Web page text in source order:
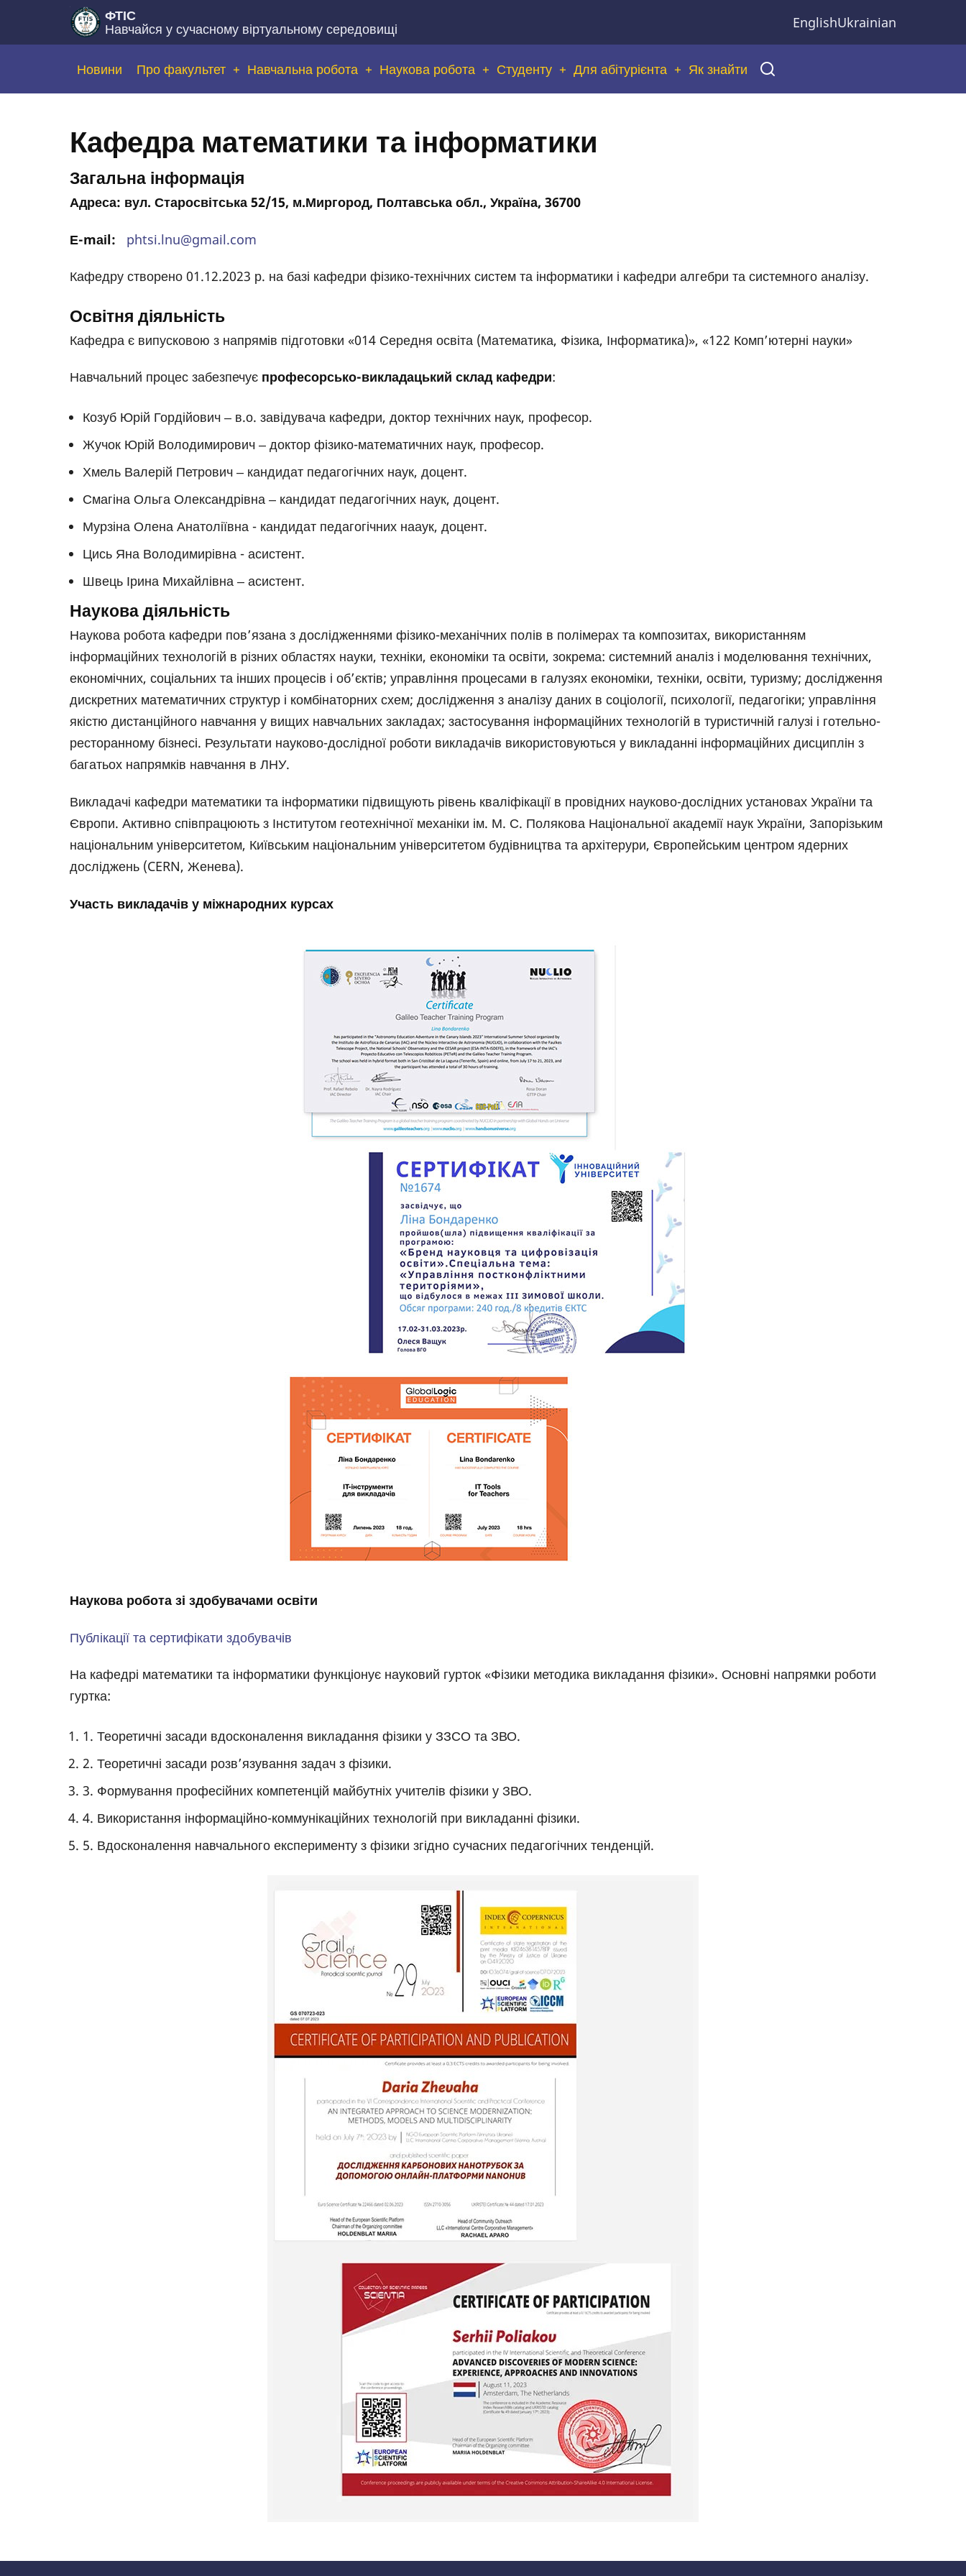
ФТІС
Навчайся у сучасному віртуальному середовищі EnglishUkrainian
Основна
Новини Про факультет Навчальна робота Наукова робота Студенту Для абітурієнта Як знайти
Кафедра математики та інформатики
Загальна інформація
Адреса: вул. Старосвітська 52/15, м.Миргород, Полтавська обл., Україна, 36700
Е-mаіl: phtsi.lnu@gmail.com
Кафедру створено 01.12.2023 р. на базі кафедри фізико-технічних систем та інформатики і кафедри алгебри та системного аналізу.
Освітня діяльність
Кафедра є випусковою з напрямів підготовки «014 Середня освіта (Математика, Фізика, Інформатика)», «122 Комп’ютерні науки»
Навчальний процес забезпечує професорсько-викладацький склад кафедри:
Козуб Юрій Гордійович ‒ в.о. завідувача кафедри, доктор технічних наук, професор.
Жучок Юрій Володимирович ‒ доктор фізико-математичних наук, професор.
Хмель Валерій Петрович ‒ кандидат педагогічних наук, доцент.
Смагіна Ольга Олександрівна ‒ кандидат педагогічних наук, доцент.
Мурзіна Олена Анатоліївна - кандидат педагогічних нааук, доцент.
Цись Яна Володимирівна - асистент.
Швець Ірина Михайлівна ‒ асистент.
Наукова діяльність
Наукова робота кафедри пов’язана з дослідженнями фізико-механічних полів в полімерах та композитах, використанням
інформаційних технологій в різних областях науки, техніки, економіки та освіти, зокрема: системний аналіз і моделювання технічних,
економічних, соціальних та інших процесів і об’єктів; управління процесами в галузях економіки, техніки, освіти, туризму; дослідження
дискретних математичних структур і комбінаторних схем; дослідження з аналізу даних в соціології, психології, педагогіки; управління
якістю дистанційного навчання у вищих навчальних закладах; застосування інформаційних технологій в туристичній галузі і готельно-
ресторанному бізнесі. Результати науково-дослідної роботи викладачів використовуються у викладанні інформаційних дисциплін з
багатьох напрямків навчання в ЛНУ.
Викладачі кафедри математики та інформатики підвищують рівень кваліфікації в провідних науково-дослідних установах України та
Європи. Активно співпрацюють з Інститутом геотехнічної механіки ім. М. С. Полякова Національної академії наук України, Запорізьким
національним університетом, Київським національним університетом будівництва та архітерури, Європейським центром ядерних
досліджень (CERN, Женева).
Участь викладачів у міжнародних курсах
Наукова робота зі здобувачами освіти
Публікації та сертифікати здобувачів
На кафедрі математики та інформатики функціонує науковий гурток «Фізики методика викладання фізики». Основні напрямки роботи
гуртка:
1. Теоретичні засади вдосконалення викладання фізики у ЗЗСО та ЗВО.
2. Теоретичні засади розв’язування задач з фізики.
3. Формування професійних компетенцій майбутніх учителів фізики у ЗВО.
4. Використання інформаційно-коммунікаційних технологій при викладанні фізики.
5. Вдосконалення навчального експерименту з фізики згідно сучасних педагогічних тенденцій.